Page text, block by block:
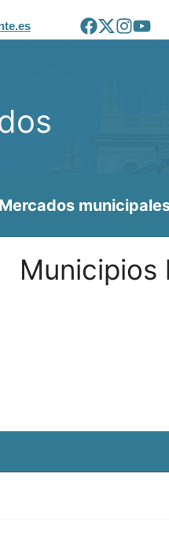
Mercados
Municipios